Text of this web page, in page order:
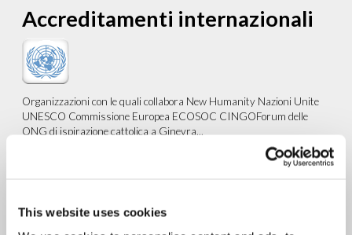
This website uses cookies
Accreditamenti internazionali
Organizzazioni con le quali collabora New Humanity Nazioni Unite
UNESCO Commissione Europea ECOSOC CINGOForum delle
ONG di ispirazione cattolica a Ginevra...
NY: Lotta alla Povertà – la